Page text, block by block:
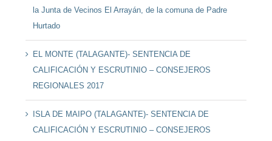
la Junta de Vecinos El Arrayán, de la comuna de Padre
Hurtado
EL MONTE (TALAGANTE)- SENTENCIA DE
CALIFICACIÓN Y ESCRUTINIO – CONSEJEROS
REGIONALES 2017
ISLA DE MAIPO (TALAGANTE)- SENTENCIA DE
CALIFICACIÓN Y ESCRUTINIO – CONSEJEROS